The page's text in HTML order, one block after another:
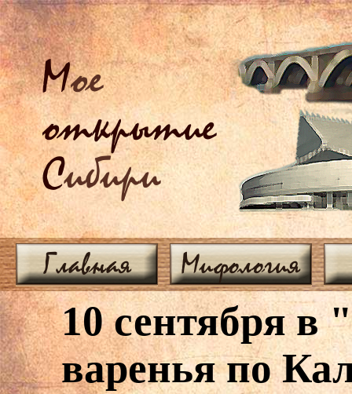
Мое
открытие
Сибири
Главная Мифология
10 сентября
варенья по